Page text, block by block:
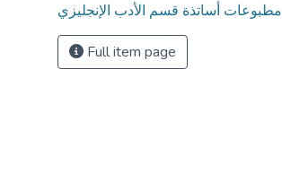
مطبوعات أساتذة قسم الأدب الإنجليزي
Full item page